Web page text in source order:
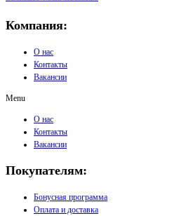
Компания:
О нас
Контакты
Вакансии
Menu
О нас
Контакты
Вакансии
Покупателям:
Бонусная программа
Оплата и доставка